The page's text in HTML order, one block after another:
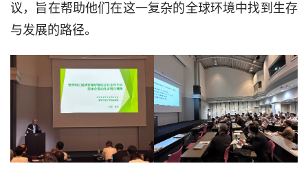
议，旨在帮助他们在这一复杂的全球环境中找到生存
与发展的路径。